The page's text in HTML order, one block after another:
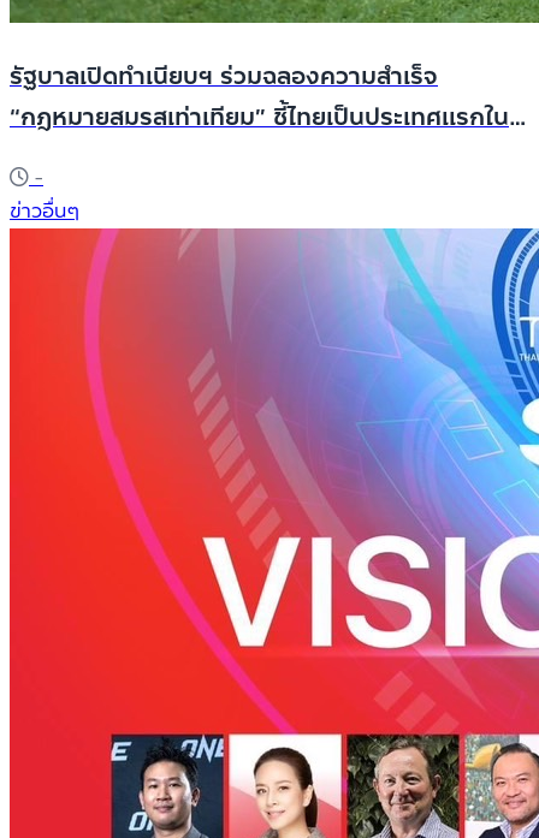
รัฐบาลเปิดทำเนียบฯ ร่วมฉลองความสำเร็จ
“กฎหมายสมรสเท่าเทียม” ชี้ไทยเป็นประเทศแรกใน
อาเซียน พร้อมเตรียมผลักดันสู่เจ้าภาพ World
Pride 2030
-
ข่าวอื่นๆ